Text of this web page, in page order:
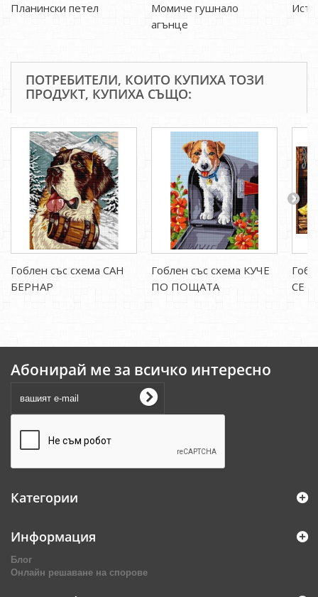
Планински петел
Момиче гушнало
агънце
ПОТРЕБИТЕЛИ, КОИТО КУПИХА ТОЗИ
ПРОДУКТ, КУПИХА СЪЩО:
Гоблен със схема САН
БЕРНАР
Гоблен със схема КУЧЕ
ПО ПОЩАТА
СЕ
Абонирай ме за всичко интересно
Категории
Информация
Блог
Онлайн решаване на спорове